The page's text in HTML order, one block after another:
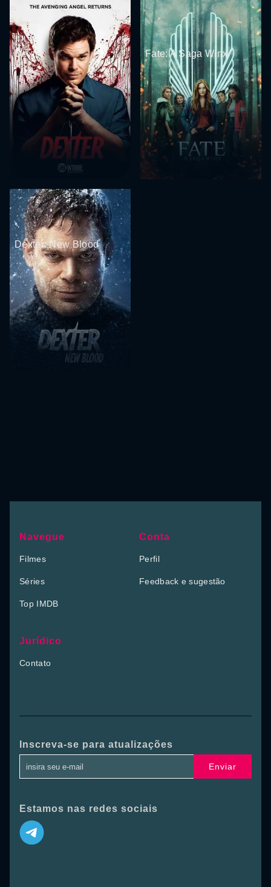
Dexter Fate: A Saga Winx
Dexter: New Blood
Navegue
Filmes
Séries
Top IMDB
Conta
Perfil
Feedback e sugestão
Jurídico
Contato
Inscreva-se para atualizações
Enviar
Estamos nas redes sociais